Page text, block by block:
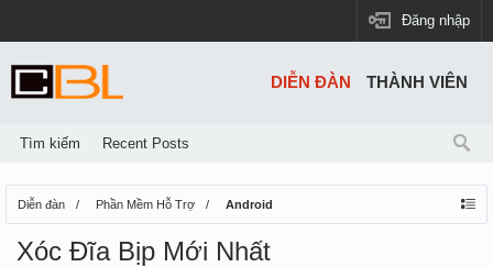
Đăng nhập
Diễn đàn Phần Mềm Hỗ Trợ Android
Xóc Đĩa Bịp Mới Nhất
DIỄN ĐÀN
Tìm kiếm Recent Posts
THÀNH VIÊN